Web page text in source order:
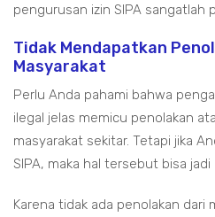
pengurusan izin SIPA sangatlah
Tidak Mendapatkan
Masyarakat
Perlu Anda pahami bahwa
ilegal jelas memicu penolakan
masyarakat sekitar. Tetapi jika
SIPA, maka hal tersebut bisa
Karena tidak ada penolakan dari